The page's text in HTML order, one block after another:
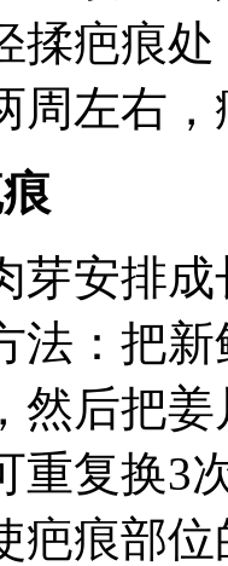
揉疤痕
周左右
芽安排
法：把
然后把
重复换3
疤痕部